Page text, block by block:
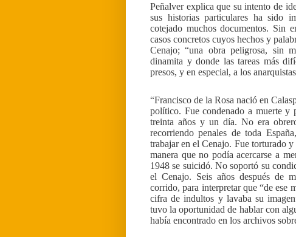
Peñalver explica que su intento de
sus historias particulares ha sido
cotejado muchos documentos. Sin
casos concretos cuyos hechos y
Cenajo; “una obra peligrosa, sin
dinamita y donde las tareas más
presos, y en especial, a los
“Francisco de la Rosa nació en
político. Fue condenado a muerte y
treinta años y un día. No era
recorriendo penales de toda
trabajar en el Cenajo. Fue torturado
manera que no podía acercarse a
1948 se suicidó. No soportó su
el Cenajo. Seis años después de
corrido, para interpretar que “de ese
cifra de indultos y lavaba su
tuvo la oportunidad de hablar con
había encontrado en los archivos